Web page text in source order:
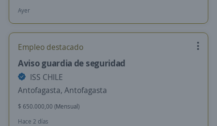
Ayer
Empleo destacado
Aviso guardia de seguridad
ISS CHILE
Antofagasta, Antofagasta
$ 650.000,00 (Mensual)
Hace 2 días